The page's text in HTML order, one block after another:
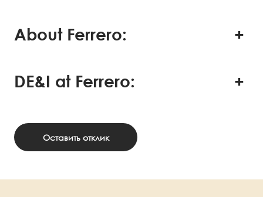
About Ferrero:
DE&I at Ferrero:
Оставить отклик